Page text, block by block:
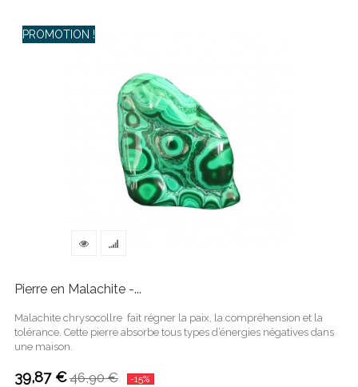
PROMOTION !
Pierre en Malachite -...
Malachite chrysocollre fait régner la paix, la compréhension et la
tolérance. Cette pierre absorbe tous types d’énergies négatives dans
une maison.
39,87 €46,90 € -15%